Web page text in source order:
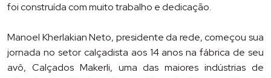
foi construída com muito trabalho e dedicação.
Manoel Kherlakian Neto, presidente da rede, começou sua
jornada no setor calçadista aos 14 anos na fábrica de seu
avô, Calçados Makerli, uma das maiores indústrias de